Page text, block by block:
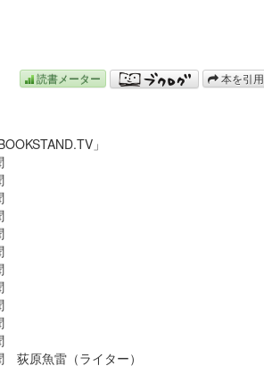
読書メーター 本を引用
」
荻原魚雷（ライター）